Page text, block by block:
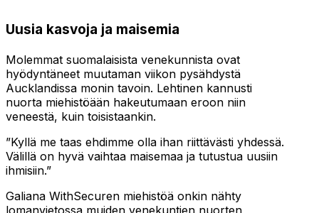
Uusia kasvoja ja maisemia
Molemmat suomalaisista venekunnista ovat
hyödyntäneet muutaman viikon pysähdystä
Aucklandissa monin tavoin. Lehtinen kannusti
nuorta miehistöään hakeutumaan eroon niin
veneestä, kuin toisistaankin.
”Kyllä me taas ehdimme olla ihan riittävästi yhdessä.
Välillä on hyvä vaihtaa maisemaa ja tutustua uusiin
ihmisiin.”
Galiana WithSecuren miehistöä onkin nähty
lomanvietossa muiden venekuntien nuorten